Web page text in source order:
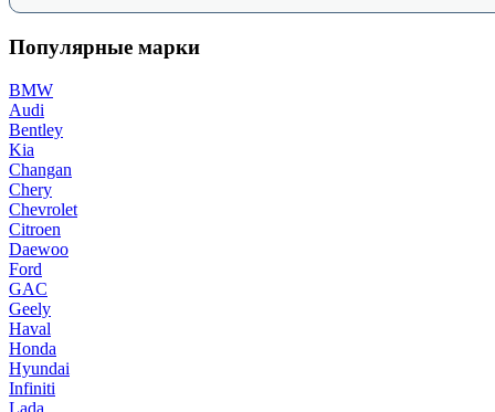
Популярные марки
BMW
Audi
Bentley
Kia
Changan
Chery
Chevrolet
Citroen
Daewoo
Ford
GAC
Geely
Haval
Honda
Hyundai
Infiniti
Lada